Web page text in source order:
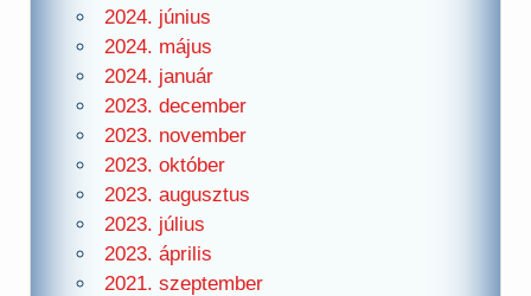
2024. június
2024. május
2024. január
2023. december
2023. november
2023. október
2023. augusztus
2023. július
2023. április
2021. szeptember